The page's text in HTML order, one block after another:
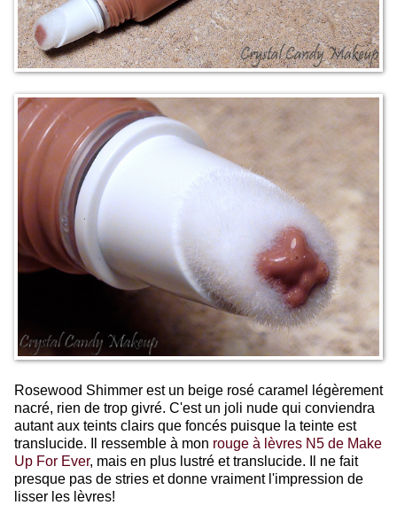
Rosewood Shimmer est un beige rosé caramel légèrement
nacré, rien de trop givré. C'est un joli nude qui conviendra
autant aux teints clairs que foncés puisque la teinte est
translucide. Il ressemble à mon rouge à lèvres N5 de Make
Up For Ever, mais en plus lustré et translucide. Il ne fait
presque pas de stries et donne vraiment l'impression de
lisser les lèvres!